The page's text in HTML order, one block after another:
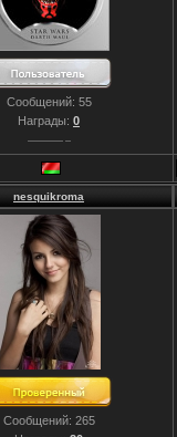
Сообщений: 55
Награды: 0
nesquikroma
Сообщений: 265